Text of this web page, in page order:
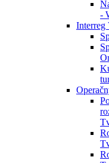
-
Interreg